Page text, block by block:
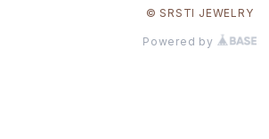
CHARM & NECKRACE© SRSTI JEWELRY
Powered by